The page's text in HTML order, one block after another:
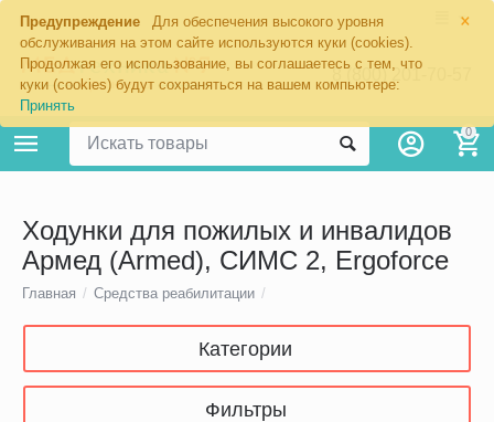
×
Предупреждение
Для обеспечения высокого уровня
обслуживания на этом сайте используются куки (cookies).
Продолжая его использование, вы соглашаетесь с тем, что
куки (cookies) будут сохраняться на вашем компьютере:
Принять
8 (800) 201-70-57
0
Ходунки для пожилых и инвалидов
Армед (Armed), СИМС 2, Ergoforce
Главная / Средства реабилитации /
Категории
Фильтры